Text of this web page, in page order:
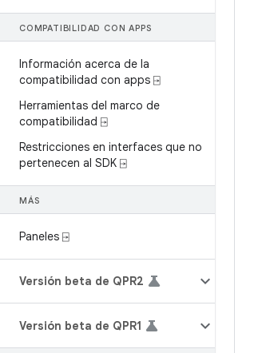
COMPATIBILIDAD CON APPS
Información acerca de la
compatibilidad con apps ⍈
Herramientas del marco de
compatibilidad ⍈
Restricciones en interfaces que no
pertenecen al SDK ⍈
MÁS
Paneles ⍈
Versión beta de QPR2
Versión beta de QPR1